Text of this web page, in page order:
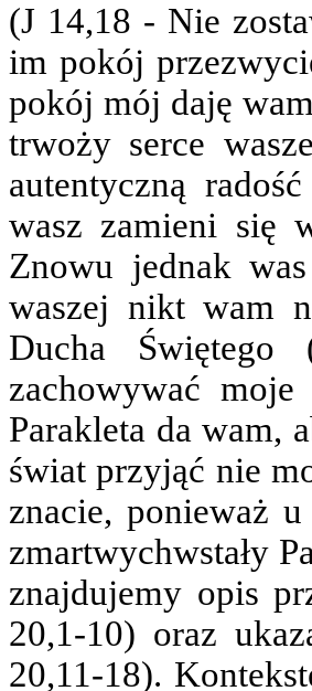
(J 14,18 - Nie
im pokój
pokój mój daję
trwoży serce
autentyczną
wasz zamieni się
Znowu jednak
waszej nikt wam
Ducha Świętego
zachowywać
Parakleta da wam,
świat przyjąć nie
znacie, ponieważ
zmartwychwstały
znajdujemy opis
20,1-10) oraz
20,11-18).